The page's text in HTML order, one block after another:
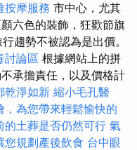
按摩服務 市中心，尤其
六色的裝飾，狂歡節旗
趨勢不被認為是出價。
討論區 根據網站上的拼
承擔責任，以及價格計
乾淨如新 縮小毛孔醫
，為您帶來輕鬆愉快的
的土葬是否仍然可行 氣
您規劃產後飲食 台中眼